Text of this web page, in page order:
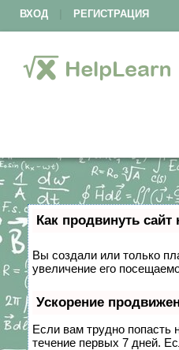
ВХОД РЕГИСТРАЦИЯ
Как продвинуть
Вы создали или только
увеличение его
Ускорение
Если вам трудно попасть
течение первых 7 дней.